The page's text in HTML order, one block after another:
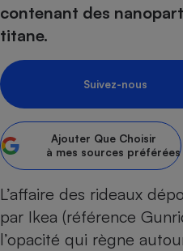
contenant des
titane.
Suivez-nous
Ajouter Que Choisir
à mes sources préférées
L’affaire des rideaux
par Ikea (référence
l’opacité qui règne
Choisir son fioul
Choisir son pellet
Comparateur assurance
Energie Moins Chère
Tous les comparateurs
Toutes les cartes